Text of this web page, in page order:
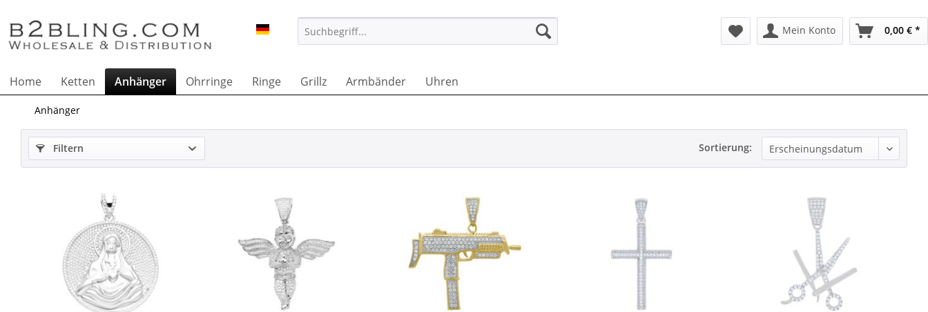
B2BLING DE Mein Konto 0,00 € *
Home Ketten Anhänger Ohrringe Ringe Grillz Armbänder Uhren
Anhänger
Filtern Sortierung: